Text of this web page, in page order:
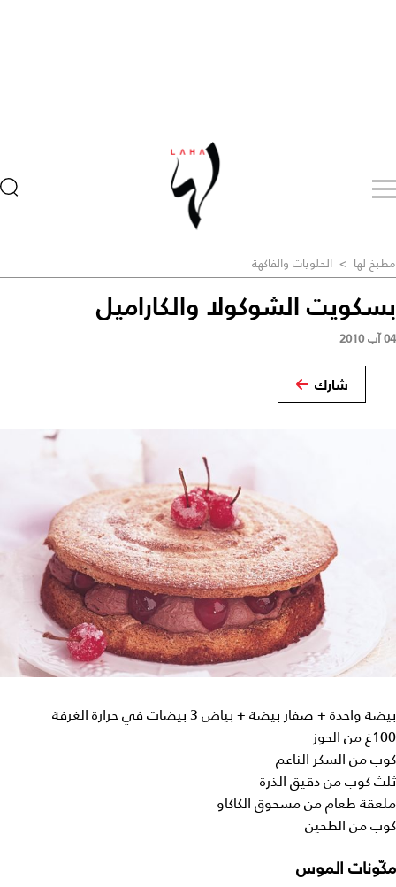
مطبخ لها > الحلويات والفاكهة
بسكويت الشوكولا والكاراميل
04 آب 2010
شارك
بيضة واحدة + صفار بيضة + بياض 3 بيضات في حرارة الغرفة
100غ من الجوز
كوب من السكر الناعم
ثلث كوب من دقيق الذرة
ملعقة طعام من مسحوق الكاكاو
كوب من الطحين
مكّونات الموس